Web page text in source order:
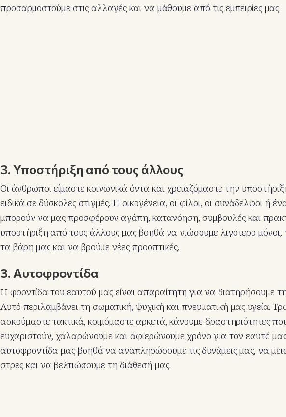
προσαρμοστούμε στις αλλαγές και να μάθουμε από τις εμπειρίες μας.
3. Υποστήριξη από τους άλλους
Οι άνθρωποι είμαστε κοινωνικά όντα και χρειαζόμαστε την
ειδικά σε δύσκολες στιγμές. Η οικογένεια, οι φίλοι, οι συνάδελφοι ή
μπορούν να μας προσφέρουν αγάπη, κατανόηση, συμβουλές και
υποστήριξη από τους άλλους μας βοηθά να νιώσουμε λιγότερο μόνοι,
τα βάρη μας και να βρούμε νέες προοπτικές.
3. Αυτοφροντίδα
Η φροντίδα του εαυτού μας είναι απαραίτητη για να διατηρήσουμε
Αυτό περιλαμβάνει τη σωματική, ψυχική και πνευματική μας υγεία.
ασκούμαστε τακτικά, κοιμόμαστε αρκετά, κάνουμε δραστηριότητες
ευχαριστούν, χαλαρώνουμε και αφιερώνουμε χρόνο για τον εαυτό
αυτοφροντίδα μας βοηθά να αναπληρώσουμε τις δυνάμεις μας, να
στρες και να βελτιώσουμε τη διάθεσή μας.